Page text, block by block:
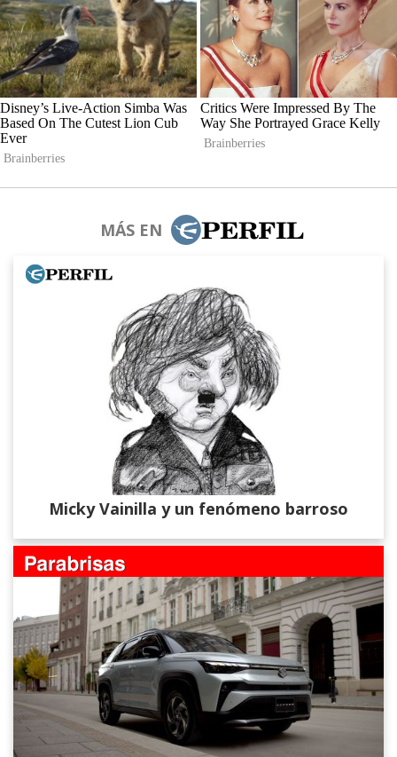
MÁS EN
Micky Vainilla y un fenómeno barroso